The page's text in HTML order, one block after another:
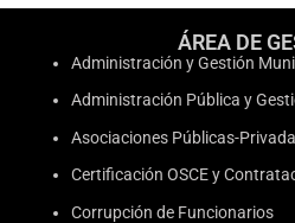
ÁREA DE
Administración y Gestión
Administración Pública y
Asociaciones Públicas-
Certificación OSCE y
Corrupción de Funcionarios